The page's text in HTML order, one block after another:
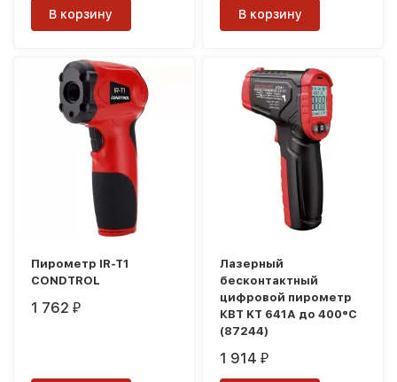
В корзину В корзину
Пирометр IR-T1
CONDTROL
1 762₽
Лазерный
бесконтактный
цифровой пирометр
КВТ KT 641А до 400°C
(87244)
1 914₽